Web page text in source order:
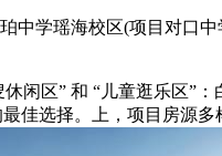
中学瑶海校区(项目对口
区” 和 “儿童逛乐区”：
佳选择。上，项目房源多